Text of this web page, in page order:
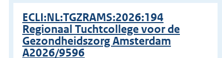
ECLI:NL:TGZRAMS:2026:194
Regionaal Tuchtcollege voor de
Gezondheidszorg Amsterdam
A2026/9596